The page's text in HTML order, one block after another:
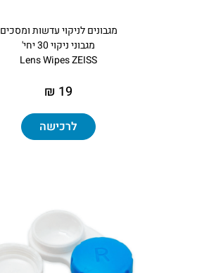
מגבונים‏ ‏לניקוי‏ ‏עדשות ומסכים
מגבוני ניקוי 30 יחי'
Lens Wipes ZEISS
19 ₪
לרכישה